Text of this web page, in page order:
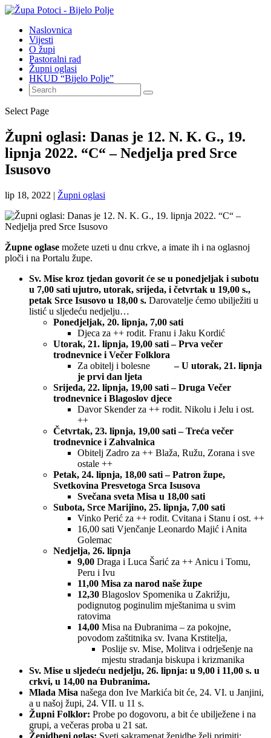
Naslovnica
Vijesti
O župi
Pastoralni rad
Župni oglasi
HKUD “Bijelo Polje”
Select Page
Župni oglasi: Danas je 12. N. K. G., 19.
lipnja 2022. “C“ – Nedjelja pred Srce
Isusovo
lip 18, 2022 | Župni oglasi
Župne oglase možete uzeti u dnu crkve, a imate ih i na oglasnoj
ploči i na Portalu župe.
Sv. Mise kroz tjedan govorit će se u ponedjeljak i subotu
u 7,00 sati ujutro, utorak, srijeda, i četvrtak u 19,00 s.,
petak Srce Isusovo u 18,00 s. Darovatelje ćemo ubilježiti u
listić u sljedeću nedjelju…
Ponedjeljak, 20. lipnja, 7,00 sati
Djeca za ++ rodit. Franu i Jaku Kordić
Utorak, 21. lipnja, 19,00 sati – Prva večer
trodnevnice i Večer Folklora
Za obitelj i bolesne– U utorak, 21. lipnja
je prvi dan ljeta
Srijeda, 22. lipnja, 19,00 sati – Druga Večer
trodnevnice i Blagoslov djece
Davor Skender za ++ rodit. Nikolu i Jelu i ost.
++
Četvrtak, 23. lipnja, 19,00 sati – Treća večer
trodnevnice i Zahvalnica
Obitelj Zadro za ++ Blaža, Ružu, Zorana i sve
ostale ++
Petak, 24. lipnja, 18,00 sati – Patron župe,
Svetkovina Presvetoga Srca Isusova
Svečana sveta Misa u 18,00 sati
Subota, Srce Marijino, 25. lipnja, 7,00 sati
Vinko Perić za ++ rodit. Cvitana i Stanu i ost. ++
16,00 sati Vjenčanje Leonardo Majić i Anita
Golemac
Nedjelja, 26. lipnja
9,00 Draga i Luca Šarić za ++ Anicu i Tomu,
Peru i Ivu
11,00 Misa za narod naše župe
12,30 Blagoslov Spomenika u Zakrižju,
podignutog poginulim mještanima u svim
ratovima
14,00 Misa na Đubranima – za pokojne,
povodom zaštitnika sv. Ivana Krstitelja,
Poslije sv. Mise, Molitva i odrješenje na
mjestu stradanja biskupa i krizmanika
Sv. Mise u sljedeću nedjelju, 26. lipnja: u 9,00 i 11,00 s. u
crkvi, u 14,00 na Đubranima.
Mlada Misa našega don Ive Markića bit će, 24. VI. u Janjini,
a u našoj župi, 24. VII. u 11 s.
Župni Folklor: Probe po dogovoru, a bit će ubilježene i na
grupi, a večeras proba u 21 sat.
Ženidbeni oglas: Sveti sakramenat ženidbe želi primiti: